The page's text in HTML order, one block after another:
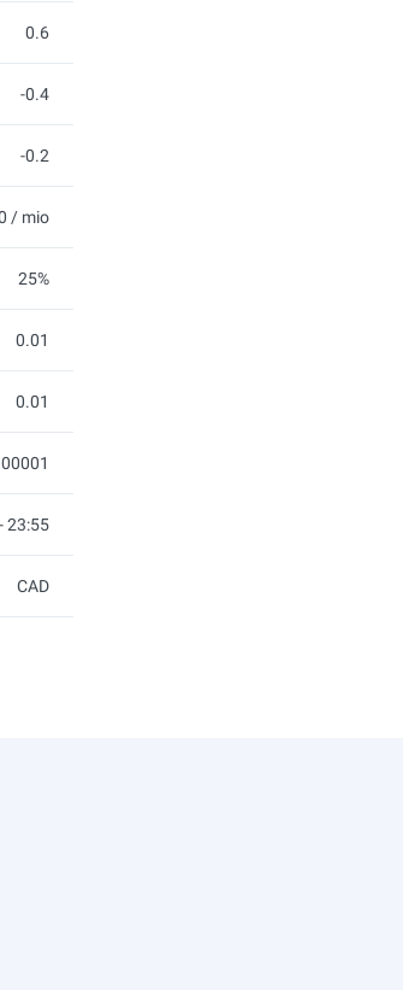
0.6
-0.4
-0.2
/ mio
25%
0.01
0.01
23:55
CAD